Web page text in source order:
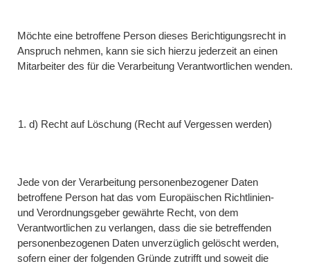
Möchte eine betroffene Person dieses Berichtigungsrecht in
Anspruch nehmen, kann sie sich hierzu jederzeit an einen
Mitarbeiter des für die Verarbeitung Verantwortlichen wenden.
d) Recht auf Löschung (Recht auf Vergessen werden)
Jede von der Verarbeitung personenbezogener Daten
betroffene Person hat das vom Europäischen Richtlinien-
und Verordnungsgeber gewährte Recht, von dem
Verantwortlichen zu verlangen, dass die sie betreffenden
personenbezogenen Daten unverzüglich gelöscht werden,
sofern einer der folgenden Gründe zutrifft und soweit die